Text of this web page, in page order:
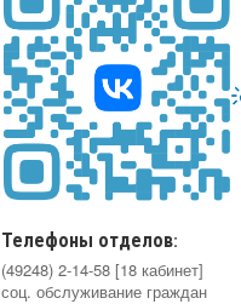
Телефоны отделов:
(49248) 2-14-58 [18 кабинет]
соц. обслуживание граждан